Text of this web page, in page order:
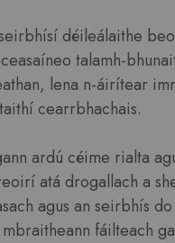
déileálaithe
talamh-
lena n-áirítear
cearrbhachais.
ardú céime rialta
atá drogallach a
agus an seirbhís
fáilteach